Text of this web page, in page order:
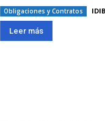
Obligaciones y Contratos
Leer más